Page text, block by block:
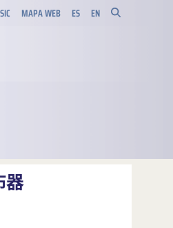
MAPA WEB ES EN
器